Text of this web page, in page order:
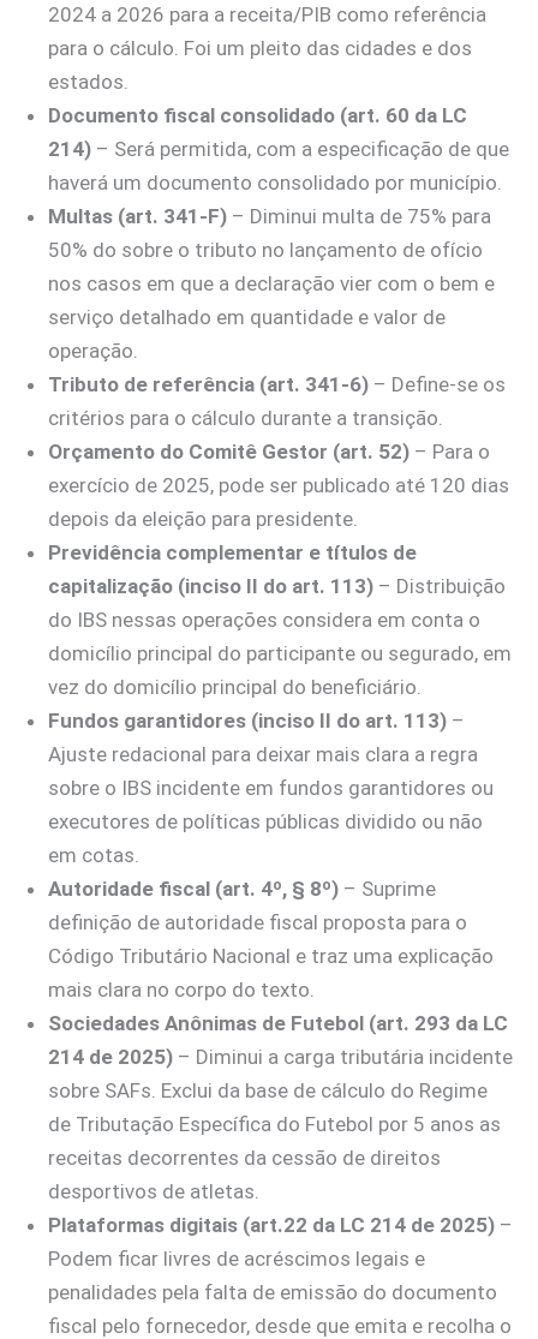
2024 a 2026 para a receita/PIB como referência
para o cálculo. Foi um pleito das cidades e dos
estados.
Documento fiscal consolidado (art. 60 da LC
214) – Será permitida, com a especificação de que
haverá um documento consolidado por município.
Multas (art. 341-F) – Diminui multa de 75% para
50% do sobre o tributo no lançamento de ofício
nos casos em que a declaração vier com o bem e
serviço detalhado em quantidade e valor de
operação.
Tributo de referência (art. 341-6) – Define-se os
critérios para o cálculo durante a transição.
Orçamento do Comitê Gestor (art. 52) – Para o
exercício de 2025, pode ser publicado até 120 dias
depois da eleição para presidente.
Previdência complementar e títulos de
capitalização (inciso II do art. 113) – Distribuição
do IBS nessas operações considera em conta o
domicílio principal do participante ou segurado, em
vez do domicílio principal do beneficiário.
Fundos garantidores (inciso II do art. 113) –
Ajuste redacional para deixar mais clara a regra
sobre o IBS incidente em fundos garantidores ou
executores de políticas públicas dividido ou não
em cotas.
Autoridade fiscal (art. 4º, § 8º) – Suprime
definição de autoridade fiscal proposta para o
Código Tributário Nacional e traz uma explicação
mais clara no corpo do texto.
Sociedades Anônimas de Futebol (art. 293 da LC
214 de 2025) – Diminui a carga tributária incidente
sobre SAFs. Exclui da base de cálculo do Regime
de Tributação Específica do Futebol por 5 anos as
receitas decorrentes da cessão de direitos
desportivos de atletas.
Plataformas digitais (art.22 da LC 214 de 2025) –
Podem ficar livres de acréscimos legais e
penalidades pela falta de emissão do documento
fiscal pelo fornecedor, desde que emita e recolha o